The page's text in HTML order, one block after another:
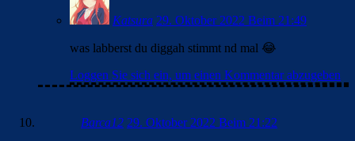
Katsura 29. Oktober 2022 Beim 21:49
was labberst du diggah stimmt nd mal 😂
Loggen Sie sich ein, um einen Kommentar abzugeben
Barca12 29. Oktober 2022 Beim 21:22